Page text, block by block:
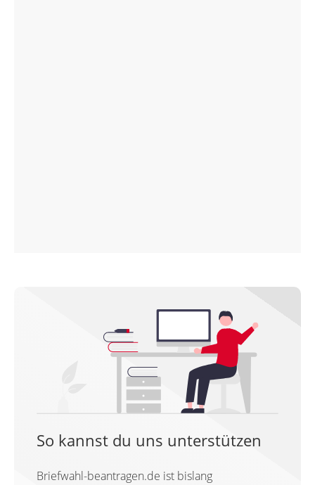
So kannst du uns unterstützen
Briefwahl-beantragen.de ist bislang